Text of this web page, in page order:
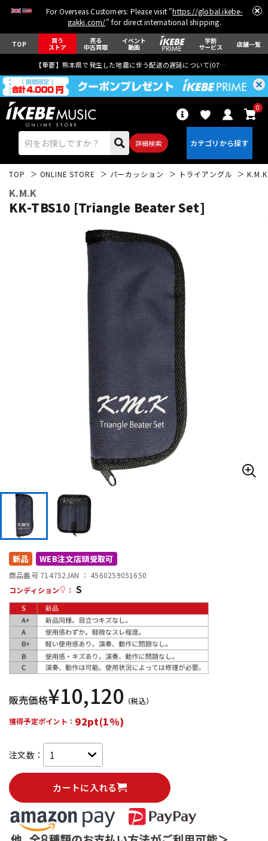
For Overseas Customers: Please visit "https://global.ikebe-
gakki.com/" for direct international shipping.
TOP 買う
ストア
売る
中古買取
イベント
動画
学割
サービス 店舗一覧
【重要】熊本県で発生した地震に伴う配送の遅延について(07月29日
詳細検索
0
エレキギター
ウクレレ
パーカッション
電子ピアノ
その他楽器
DJ機器
配信/ライブ機器
中古
TOP ONLINE STORE パーカッション トライアングル K.M.K
K.M.K
KK-TBS10 [Triangle Beater Set]
新品 WEB注文店頭受取可
商品番号 714752JAN ： 4560259051650
コンディション
： S
販売価格¥10,120 （税込）
獲得予定ポイント： 92pt(1%)
注文数：
カートに入れる